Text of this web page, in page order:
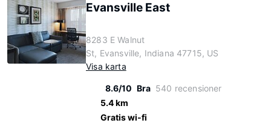
Evansville East
8283 E Walnut
St, Evansville, Indiana 47715, US
Visa karta
8.6/10 Bra 540 recensioner
5.4 km
Gratis wi-fi